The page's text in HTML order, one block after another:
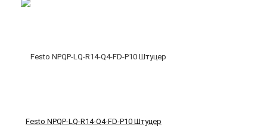
Festo NPQP-LQ-R14-Q4-FD-P10 Штуцер